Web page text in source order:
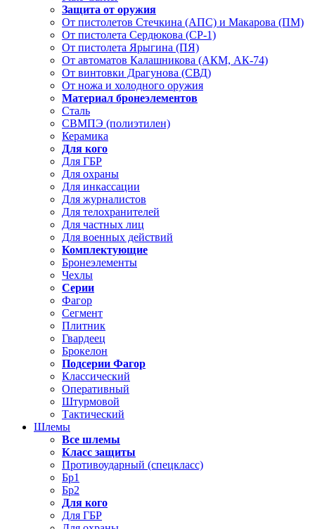
Защита от оружия
От пистолетов Стечкина (АПС) и Макарова (ПМ)
От пистолета Сердюкова (СР-1)
От пистолета Ярыгина (ПЯ)
От автоматов Калашникова (АКМ, АК-74)
От винтовки Драгунова (СВД)
От ножа и холодного оружия
Материал бронеэлементов
Сталь
СВМПЭ (полиэтилен)
Керамика
Для кого
Для ГБР
Для охраны
Для инкассации
Для журналистов
Для телохранителей
Для частных лиц
Для военных действий
Комплектующие
Бронеэлементы
Чехлы
Серии
Фагор
Сегмент
Плитник
Гвардеец
Брокелон
Подсерии Фагор
Классический
Оперативный
Штурмовой
Тактический
Шлемы
Все шлемы
Класс защиты
Противоударный (спецкласс)
Бр1
Бр2
Для кого
Для ГБР